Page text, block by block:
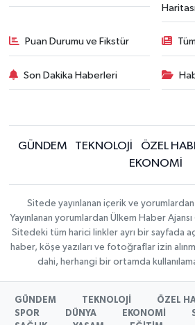
Puan Durumu ve Fikstür
Son Dakika Haberleri
GÜNDEM TEKNOLOJİ ÖZEL
EKONOMİ
Sitede yayınlanan içerik ve
Yayınlanan yorumlardan Ülkem Haber
Sitedeki tüm harici linkler ayrı bir sayfada
haber, köşe yazıları ve fotoğraflar izin
dahi, herhangi bir ortamda
GÜNDEM TEKNOLOJİ
ÖZEL
SPOR
DÜNYA EKONOMİ